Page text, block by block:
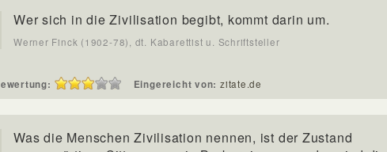
Wer sich in die Zivilisation begibt, kommt darin um.
Werner Finck (1902-78), dt. Kabarettist u. Schriftsteller
Eingereicht von: zitate.de
Was die Menschen Zivilisation nennen, ist der Zustand